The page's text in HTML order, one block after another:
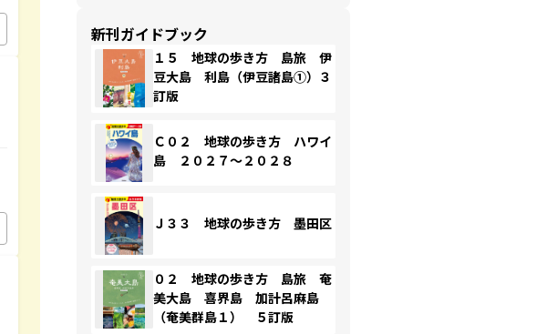
新刊ガイドブック
１５ 地球の歩き方 島旅 伊
豆大島 利島（伊豆諸島①）３
訂版
Ｃ０２ 地球の歩き方 ハワイ
島 ２０２７～２０２８
Ｊ３３ 地球の歩き方 墨田区
０２ 地球の歩き方 島旅 奄
美大島 喜界島 加計呂麻島
（奄美群島１） ５訂版